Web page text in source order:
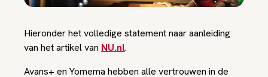
Hieronder het volledige statement naar aanleiding
van het artikel van NU.nl.
Avans+ en Yomema hebben alle vertrouwen in de